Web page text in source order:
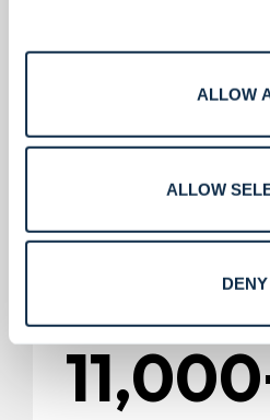
ALLOW
ALLOW
DENY
Lokasi global.
Instalasi.